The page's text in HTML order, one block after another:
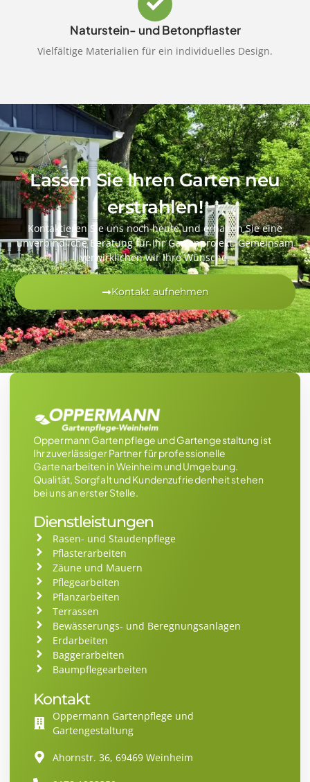
Naturstein- und Betonpflaster
Vielfältige Materialien für ein individuelles Design.
Lassen Sie Ihren Garten neu
erstrahlen!
Kontaktieren Sie uns noch heute und erhalten Sie eine
unverbindliche Beratung für Ihr Gartenprojekt. Gemeinsam
verwirklichen wir Ihre Wünsche.
Kontakt aufnehmen
Oppermann Gartenpflege und Gartengestaltung ist
Ihr zuverlässiger Partner für professionelle
Gartenarbeiten in Weinheim und Umgebung.
Qualität, Sorgfalt und Kundenzufriedenheit stehen
bei uns an erster Stelle.
Dienstleistungen
Rasen- und Staudenpflege
Pflasterarbeiten
Zäune und Mauern
Pflegearbeiten
Pflanzarbeiten
Terrassen
Bewässerungs- und Beregnungsanlagen
Erdarbeiten
Baggerarbeiten
Baumpflegearbeiten
Kontakt
Oppermann Gartenpflege und
Gartengestaltung
Ahornstr. 36, 69469 Weinheim